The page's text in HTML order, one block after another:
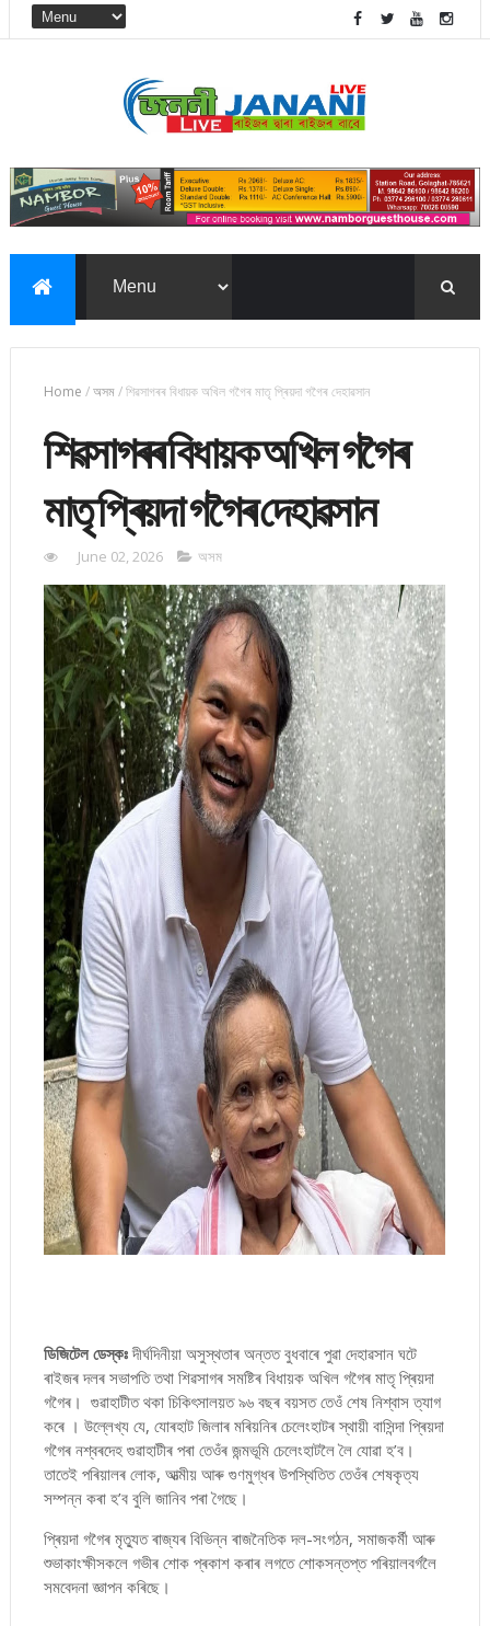
Home /অসম/শিৱসাগৰৰ বিধায়ক অখিল গগৈৰ মাতৃ প্ৰিয়দা গগৈৰ দেহাৱসান
শিৱসাগৰৰ বিধায়ক অখিল গগৈৰ
মাতৃ প্ৰিয়দা গগৈৰ দেহাৱসান
June 02, 2026 অসম
ডিজিটেল ডেস্কঃদীৰ্ঘদিনীয়া অসুস্থতাৰ অন্তত বুধবাৰে পুৱা দেহাৱসান ঘটে
ৰাইজৰ দলৰ সভাপতি তথা শিৱসাগৰ সমষ্টিৰ বিধায়ক অখিল গগৈৰ মাতৃ প্ৰিয়দা
গগৈৰ। গুৱাহাটীত থকা চিকিৎসালয়ত ৯৬ বছৰ বয়সত তেওঁ শেষ নিশ্বাস ত্যাগ
কৰে । উল্লেখ্য যে, যোৰহাট জিলাৰ মৰিয়নিৰ চেলেংহাটৰ স্থায়ী বাসিন্দা প্ৰিয়দা
গগৈৰ নশ্বৰদেহ গুৱাহাটীৰ পৰা তেওঁৰ জন্মভূমি চেলেংহাটলৈ লৈ যোৱা হ’ব।
তাতেই পৰিয়ালৰ লোক, আত্মীয় আৰু গুণমুগ্ধৰ উপস্থিতিত তেওঁৰ শেষকৃত্য
সম্পন্ন কৰা হ’ব বুলি জানিব পৰা গৈছে।
প্ৰিয়দা গগৈৰ মৃত্যুত ৰাজ্যৰ বিভিন্ন ৰাজনৈতিক দল-সংগঠন, সমাজকৰ্মী আৰু
শুভাকাংক্ষীসকলে গভীৰ শোক প্ৰকাশ কৰাৰ লগতে শোকসন্তপ্ত পৰিয়ালবৰ্গলৈ
সমবেদনা জ্ঞাপন কৰিছে।